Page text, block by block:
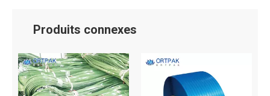
Produits connexes